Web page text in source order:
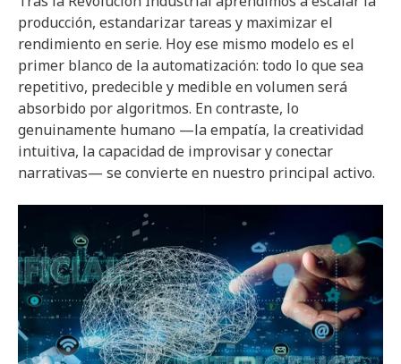
producción, estandarizar tareas y maximizar el
rendimiento en serie. Hoy ese mismo modelo es el
primer blanco de la automatización: todo lo que sea
repetitivo, predecible y medible en volumen será
absorbido por algoritmos. En contraste, lo
genuinamente humano —la empatía, la creatividad
intuitiva, la capacidad de improvisar y conectar
narrativas— se convierte en nuestro principal activo.